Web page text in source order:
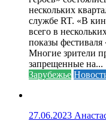
нескольких
службе RT. «В
всего в
показы
Многие зрители
запрещенные на...
Зарубежье
27.06.2023